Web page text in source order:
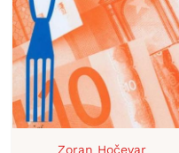
Zoran Hočevar